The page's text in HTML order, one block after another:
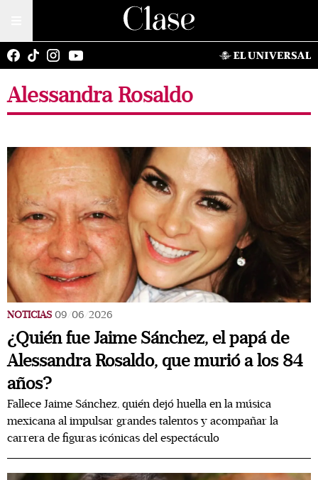
Alessandra Rosaldo
NOTICIAS 09/06/2026
¿Quién fue Jaime Sánchez, el papá de
Alessandra Rosaldo, que murió a los 84
años?
Fallece Jaime Sánchez, quién dejó huella en la música
mexicana al impulsar grandes talentos y acompañar la
carrera de figuras icónicas del espectáculo